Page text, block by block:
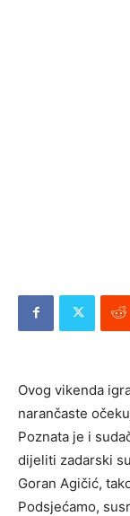
Ovog vikenda
narančaste
Poznata je i
dijeliti zadarski
Goran Agičić,
Podsjećamo,